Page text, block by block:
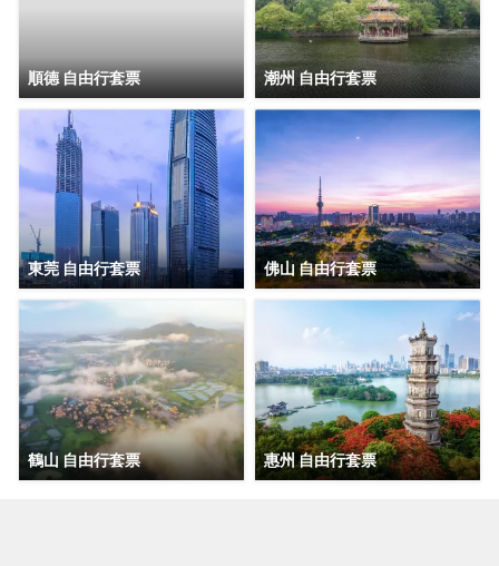
順德 自由行套票 潮州 自由行套票
東莞 自由行套票 佛山 自由行套票
鶴山 自由行套票 惠州 自由行套票